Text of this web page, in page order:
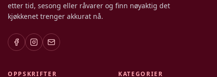
etter tid, sesong eller råvarer og finn nøyaktig det
kjøkkenet trenger akkurat nå.
OPPSKRIFTER KATEGORIER